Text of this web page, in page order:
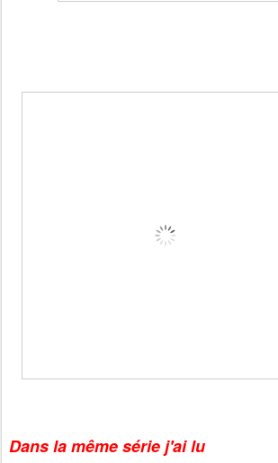
Dans la même série j'ai lu